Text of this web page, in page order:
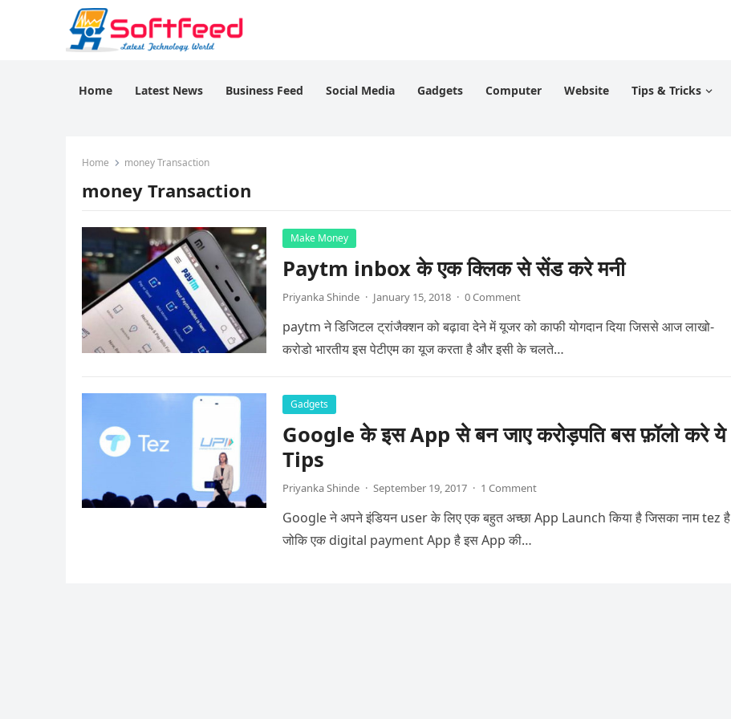
Home Latest News Business Feed Social Media Gadgets Computer Website Tips & Tricks
Home money Transaction
money Transaction
Make Money
Paytm inbox के एक क्लिक से सेंड करे मनी
Priyanka Shinde · January 15, 2018 · 0 Comment
paytm ने डिजिटल ट्रांजैक्शन को बढ़ावा देने में यूजर को काफी योगदान दिया जिससे आज लाखो-
करोडो भारतीय इस पेटीएम का यूज करता है और इसी के चलते…
Gadgets
Google के इस App से बन जाए करोड़पति बस फ़ॉलो करे ये
Tips
Priyanka Shinde · September 19, 2017 · 1 Comment
Google ने अपने इंडियन user के लिए एक बहुत अच्छा App Launch किया है जिसका नाम tez है
जोकि एक digital payment App है इस App की…